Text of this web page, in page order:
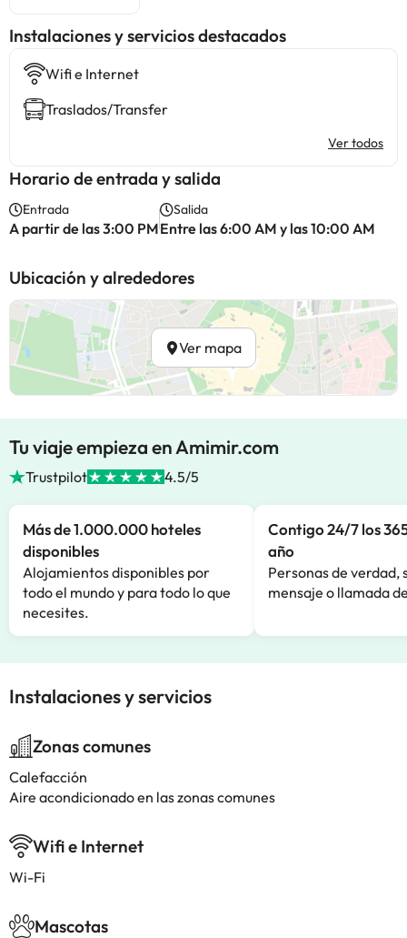
Instalaciones y servicios destacados
Wifi e Internet
Traslados/Transfer
Ver todos
Horario de entrada y salida
Entrada
A partir de las 3:00 PM
Salida
Entre las 6:00 AM y las 10:00 AM
Ubicación y alrededores
Ver mapa
Tu viaje empieza en Amimir.com
Trustpilot 4.5/5
Más de 1.000.000 hoteles
disponibles
Alojamientos disponibles por
todo el mundo y para todo lo que
necesites.
Contigo 24/7 los
año
Personas de verdad,
mensaje o llamada
Instalaciones y servicios
Zonas comunes
Calefacción
Aire acondicionado en las zonas comunes
Wifi e Internet
Wi-Fi
Mascotas